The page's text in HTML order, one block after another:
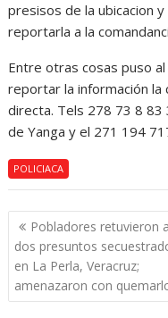
presisos de la ubicacion
reportarla a la
Entre otras cosas puso
reportar la información la
directa. Tels 278 73 8 83
de Yanga y el 271 194
POLICIACA
Navegación
de
entradas
Pobladores retuvieron a
dos presuntos
en La Perla, Veracruz;
amenazaron con